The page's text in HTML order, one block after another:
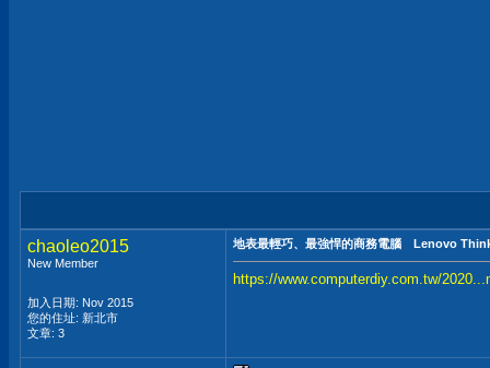
chaoleo2015
New Member
加入日期: Nov 2015
您的住址: 新北市
文章: 3
地表最輕巧、最強悍的商務電腦 Lenovo
https://www.computerdiy.com.tw/